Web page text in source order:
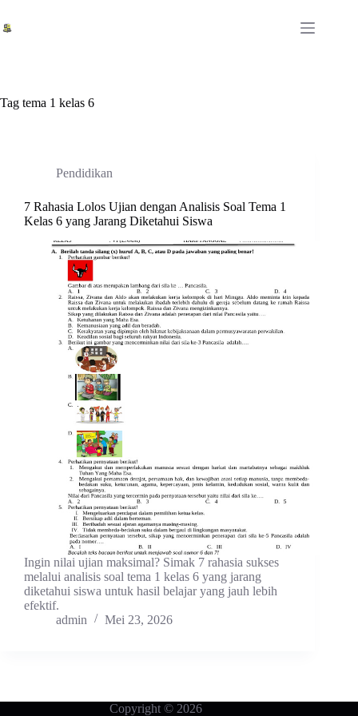
to
content
Tag tema 1 kelas 6
Pendidikan
7 Rahasia Lolos Ujian dengan Analisis Soal Tema 1
Kelas 6 yang Jarang Diketahui Siswa
Ingin nilai ujian maksimal? Simak 7 rahasia sukses
melalui analisis soal tema 1 kelas 6 yang jarang
diketahui siswa untuk hasil belajar yang jauh lebih
efektif.
admin
Mei 23, 2026
Copyright © 2026